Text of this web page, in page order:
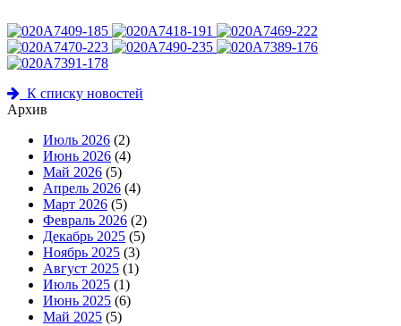
К списку новостей
Архив
Июль 2026 (2)
Июнь 2026 (4)
Май 2026 (5)
Апрель 2026 (4)
Март 2026 (5)
Февраль 2026 (2)
Декабрь 2025 (5)
Ноябрь 2025 (3)
Август 2025 (1)
Июль 2025 (1)
Июнь 2025 (6)
Май 2025 (5)